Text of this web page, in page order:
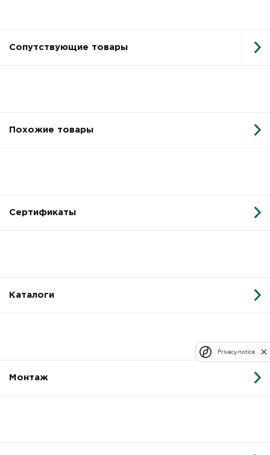
Сопутствующие товары
Похожие товары
Сертификаты
Каталоги
Монтаж
Privacy notice